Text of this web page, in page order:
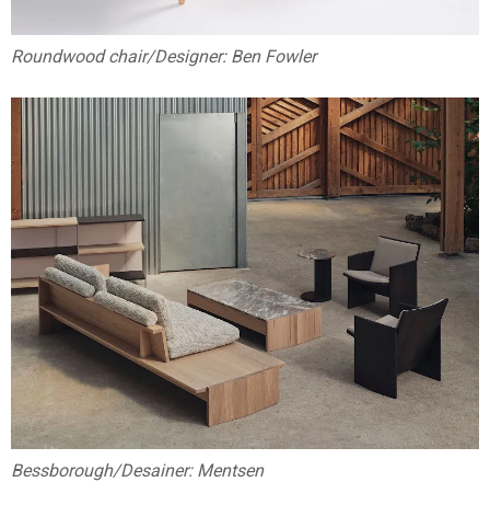
Roundwood chair/Designer: Ben Fowler
Bessborough/Desainer: Mentsen